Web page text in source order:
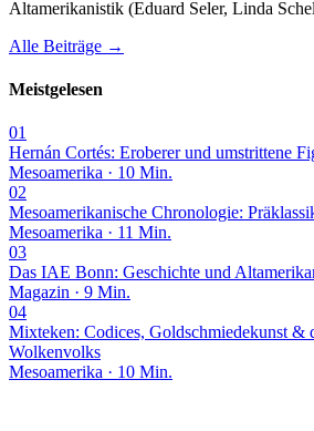
Altamerikanistik (Eduard Seler, Linda
Alle Beiträge →
Meistgelesen
01
Hernán Cortés: Eroberer und umstrittene
Mesoamerika · 10 Min.
02
Mesoamerikanische Chronologie:
Mesoamerika · 11 Min.
03
Das IAE Bonn: Geschichte und
Magazin · 9 Min.
04
Mixteken: Codices, Goldschmiedekunst &
Wolkenvolks
Mesoamerika · 10 Min.